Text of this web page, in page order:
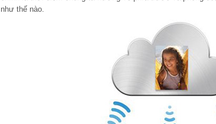
như thế nào.